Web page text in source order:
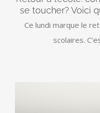
se toucher? Voici
Ce lundi marque le
scolaires.